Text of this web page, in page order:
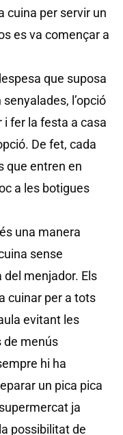
cuina per servir un
es va començar a
que suposa
l’opció
i fer la festa a casa
De fet, cada
que entren en
a les botigues
una manera
sense
menjador. Els
cuinar per a tots
evitant les
de menús
hi ha
un pica pica
ja
possibilitat de